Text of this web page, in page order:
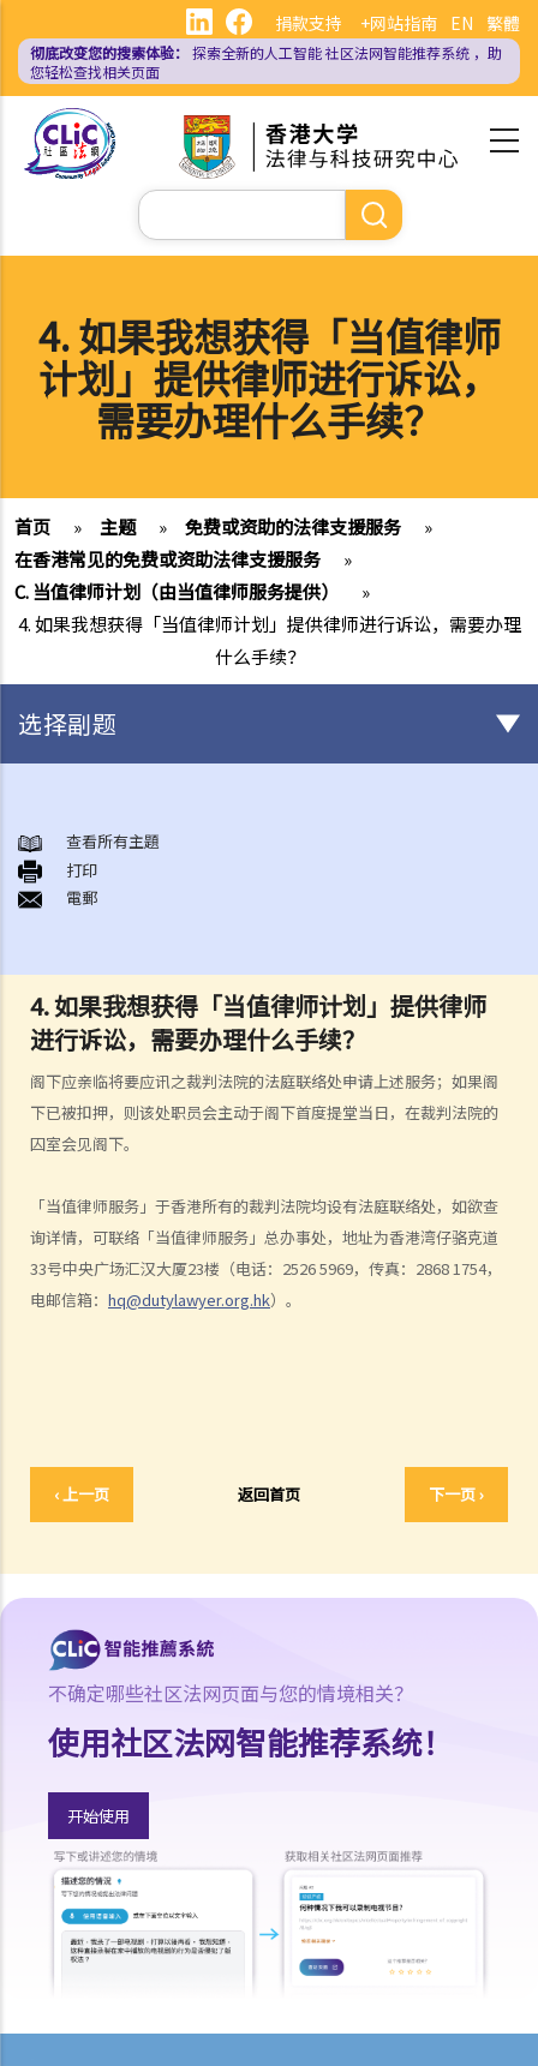
主
EN 繁體
捐款支持 +网站指南
彻底改变您的搜索体验： 探索全新的人工智能社区法网智能推荐系统 ，助
您轻松查找相关页面
搜
索
4. 如果我想获得「当值律师
计划」提供律师进行诉讼，
需要办理什么手续？
首页 » 主题 » 免费或资助的法律支援服务
»
在香港常见的免费或资助法律支援服务
»
C. 当值律师计划（由当值律师服务提供）
»
4. 如果我想获得「当值律师计划」提供律师进行诉讼，需要办理
什么手续？
4. 如果我想获得「当值律师计划」提供律师
进行诉讼，需要办理什么手续？
阁下应亲临将要应讯之裁判法院的法庭联络处申请上述服务；如果阁
下已被扣押，则该处职员会主动于阁下首度提堂当日，在裁判法院的
囚室会见阁下。
「当值律师服务」于香港所有的裁判法院均设有法庭联络处，如欲查
询详情，可联络「当值律师服务」总办事处，地址为香港湾仔骆克道
33号中央广场汇汉大厦23楼（电话：2526 5969，传真：2868 1754，
电邮信箱： hq@dutylawyer.org.hk）。
‹ 上一页 返回首页 下一页 ›
选择副题
A. 刑事诉讼法律援助计划（由法律援助署提供）
1. 我是否需要先行接受经济审查，才可获得刑事诉讼法律援助？
3. 如果我预备认罪，是否还可以获得法律援助？
4. 我是否需要为刑事诉讼法律援助服务缴付任何费用？
5. 刑事诉讼法律援助会否容许我选择我信任的代表律师？
6. 如果我想申请刑事诉讼法律援助，需要办理什么手续？
8. 如果申请刑事诉讼法律援助被拒，我应该怎办？
B. 民事诉讼法律援助计划（由法律援助署提供）
1. 民事诉讼法律援助的经济审查
6. 如果我想申请法律援助，需要办理什么手续？
7. 如果我向法律援助署提供虚假资料，会有什么后果？
C. 当值律师计划（由当值律师服务提供）
1. 是否所有在裁判法院审理的案件，均已纳入「当值律师计划」内？
2. 我是否需要通过入息审查，才可获得「当值律师计划」提供律师代表
我进行诉讼？
3. 我是否需要为「当值律师计划」在裁判法院提供的服务缴付任何费
用？
4. 如果我想获得「当值律师计划」提供律师进行诉讼，需要办理什么手
续？
D. 港大校园免费法律咨询计划 (香港大学法律学院提供)
E. 免费法律谘询计划（由当值律师服务提供）
1. 如果我想向该项计划求助，以便取得免费的初步法律意见，需要办理
2. 当值律师服务会否拒绝为我提供免费法律谘询服务？
查看所有主題
打印
電郵
不确定哪些社区法网页面与您的情境相关？
使用社区法网智能推荐系统！
开始使用